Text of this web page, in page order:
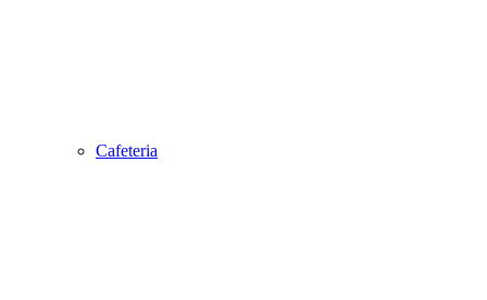
Cafeteria